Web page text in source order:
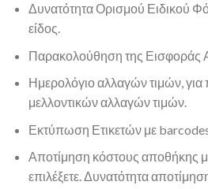
Δυνατότητα Ορισμού Ειδικού
είδος.
Παρακολούθηση της Εισφοράς
Ημερολόγιο αλλαγών τιμών,
μελλοντικών αλλαγών τιμών.
Εκτύπωση Ετικετών με
Αποτίμηση κόστους αποθήκης
επιλέξετε. Δυνατότητα